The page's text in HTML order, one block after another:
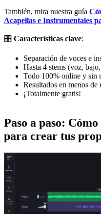
También, mira nuestra guía
Acapellas e Instrumentales
🎛️ Características clave:
Separación de voces e
Hasta 4 stems (voz,
Todo 100% online y sin
Resultados en menos de
¡Totalmente gratis!
Paso a paso:
para crear tus